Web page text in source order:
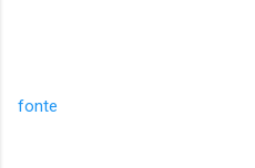
fonte